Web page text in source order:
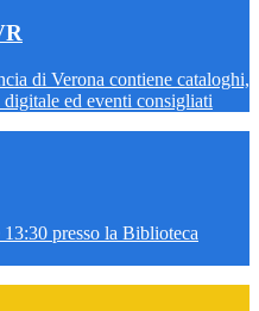
di Verona contiene cataloghi,
ed eventi consigliati
presso la Biblioteca